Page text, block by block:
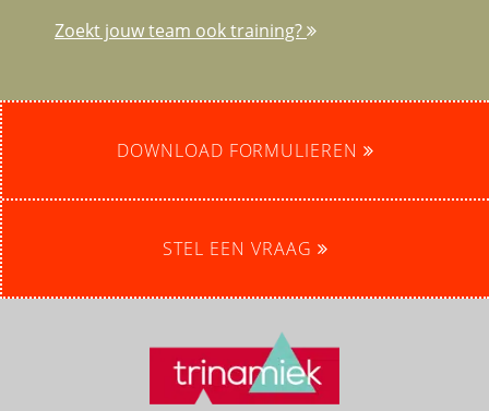
Zoekt jouw team ook training?
DOWNLOAD FORMULIEREN
STEL EEN VRAAG